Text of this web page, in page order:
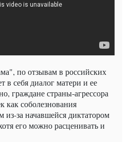
по отзывам в российских
себя диалог матери и ее
граждане страны-агрессора
как соболезнования
из-за начавшейся диктатором
его можно расценивать и